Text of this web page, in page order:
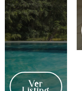
Ver